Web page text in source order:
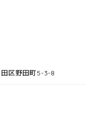
カゴヤ
区野田町5-3-8